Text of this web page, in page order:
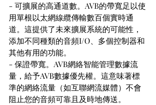
- 可擴展的高通道數。AVB的帶寬足以使
用單根以太網線纜傳輸數百個實時通
道。這提供了未來擴展系統的可能性，
添加不同種類的音頻I/O、多個控制器和
其他有用的功能。
- 保證帶寬。AVB網絡智能管理數據流
量，給予AVB數據優先權。這意味著標
準的網絡流量（如互聯網流媒體）不會
阻止您的音頻可靠且及時地傳送。